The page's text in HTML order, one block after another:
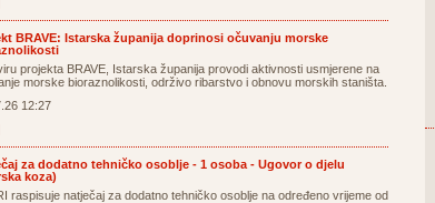
BRAVE: Istarska županija doprinosi očuvanju morske
projekta BRAVE, Istarska županija provodi aktivnosti usmjerene na
morske bioraznolikosti, održivo ribarstvo i obnovu morskih staništa.
12:27
za dodatno tehničko osoblje - 1 osoba - Ugovor o djelu
koza)
raspisuje natječaj za dodatno tehničko osoblje na određeno vrijeme od